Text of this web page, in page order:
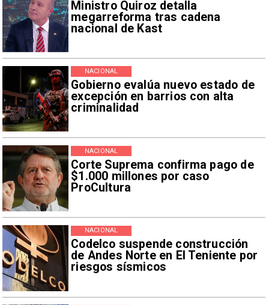
Ministro Quiroz detalla
megarreforma tras cadena
nacional de Kast
Gobierno evalúa nuevo estado de
excepción en barrios con alta
criminalidad
NACIONAL
Corte Suprema confirma pago de
$1.000 millones por caso
ProCultura
NACIONAL
Codelco suspende construcción
de Andes Norte en El Teniente por
riesgos sísmicos
NACIONAL